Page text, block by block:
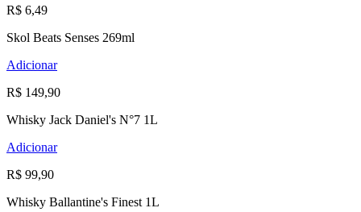
R$ 6,49
Skol Beats Senses 269ml
Adicionar
R$ 149,90
Whisky Jack Daniel's N°7 1L
Adicionar
R$ 99,90
Whisky Ballantine's Finest 1L